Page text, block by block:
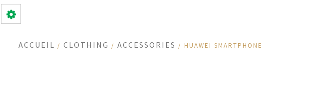
ACCUEIL / CLOTHING / ACCESSORIES / HUAWEI SMARTPHONE